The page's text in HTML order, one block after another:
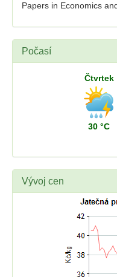
Papers in Economics
Počasí
Čtvrtek
30 °C
Vývoj cen